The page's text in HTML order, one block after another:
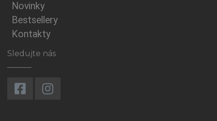
Novinky
Bestsellery
Kontakty
Sledujte nás